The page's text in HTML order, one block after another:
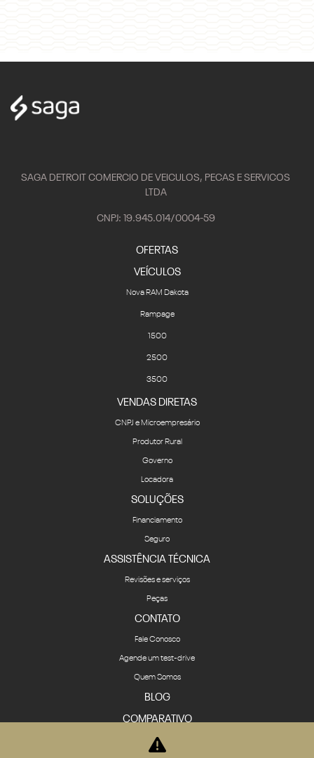
SAGA DETROIT COMERCIO DE VEICULOS, PECAS E SERVICOS
LTDA
CNPJ: 19.945.014/0004-59
OFERTAS
VEÍCULOS
Nova RAM Dakota
Rampage
1500
2500
3500
VENDAS DIRETAS
CNPJ e Microempresário
Produtor Rural
Governo
Locadora
SOLUÇÕES
Financiamento
Seguro
ASSISTÊNCIA TÉCNICA
Revisões e serviços
Peças
CONTATO
Fale Conosco
Agende um test-drive
Quem Somos
BLOG
COMPARATIVO